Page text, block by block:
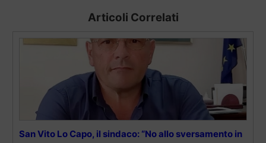
Articoli Correlati
San Vito Lo Capo, il sindaco: “No allo sversamento in